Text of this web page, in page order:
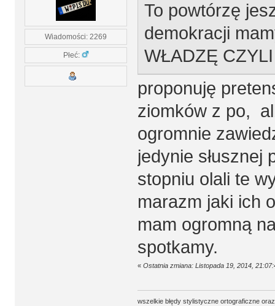
Wiadomości: 2269
Płeć:
To powtórzę
demokracji
WŁADZĘ
proponuję
ziomków z po,
ogromnie
jedynie słusznej
stopniu olali te
marazm jaki ich
mam ogromną
spotkamy.
« Ostatnia zmiana: Listopada 19, 2014,
wszelkie błędy stylistyczne ortograficzne